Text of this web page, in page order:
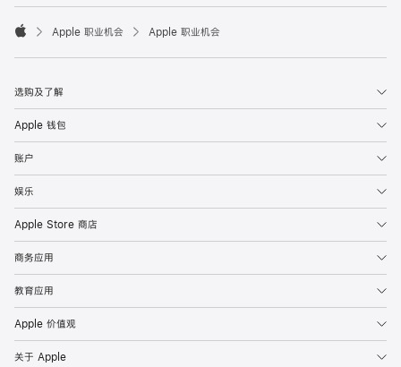

Apple 职业机会 Apple 职业机会
选购及了解
Apple 钱包
账户
娱乐
Apple Store 商店
商务应用
教育应用
Apple 价值观
关于 Apple